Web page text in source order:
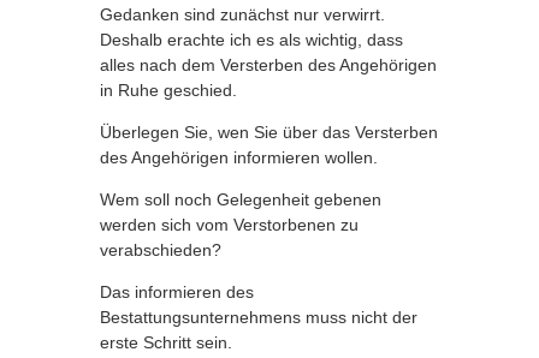
Gedanken sind zunächst nur verwirrt.
Deshalb erachte ich es als wichtig, dass
alles nach dem Versterben des Angehörigen
in Ruhe geschied.
Überlegen Sie, wen Sie über das Versterben
des Angehörigen informieren wollen.
Wem soll noch Gelegenheit gebenen
werden sich vom Verstorbenen zu
verabschieden?
Das informieren des
Bestattungsunternehmens muss nicht der
erste Schritt sein.